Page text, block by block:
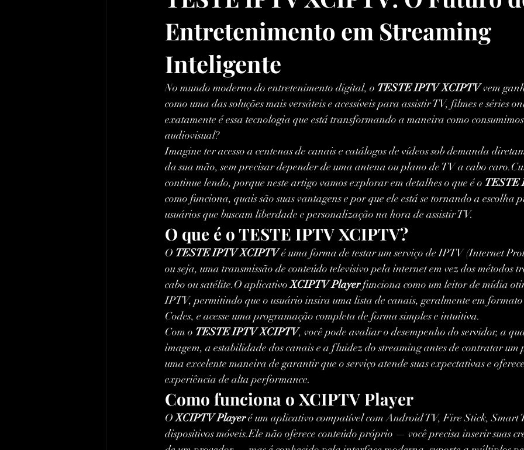
Entretenimento em Streaming
Inteligente
No mundo moderno do entretenimento digital, o TESTE IPTV XCIPTV vem
como uma das soluções mais versáteis e acessíveis para assistir TV, filmes e séries
exatamente é essa tecnologia que está transformando a maneira como
audiovisual?
Imagine ter acesso a centenas de canais e catálogos de vídeos sob demanda
da sua mão, sem precisar depender de uma antena ou plano de TV a cabo
continue lendo, porque neste artigo vamos explorar em detalhes o que é o TESTE
como funciona, quais são suas vantagens e por que ele está se tornando a escolha
usuários que buscam liberdade e personalização na hora de assistir TV.
O que é o TESTE IPTV XCIPTV?
O TESTE IPTV XCIPTV é uma forma de testar um serviço de IPTV (Internet
ou seja, uma transmissão de conteúdo televisivo pela internet em vez dos métodos
cabo ou satélite.O aplicativo XCIPTV Player funciona como um leitor de mídia
IPTV, permitindo que o usuário insira uma lista de canais, geralmente em
Codes, e acesse uma programação completa de forma simples e intuitiva.
Com o TESTE IPTV XCIPTV, você pode avaliar o desempenho do servidor, a
imagem, a estabilidade dos canais e a fluidez do streaming antes de contratar um
uma excelente maneira de garantir que o serviço atende suas expectativas e
experiência de alta performance.
Como funciona o XCIPTV Player
O XCIPTV Player é um aplicativo compatível com Android TV, Fire Stick, Smart
dispositivos móveis.Ele não oferece conteúdo próprio — você precisa inserir suas